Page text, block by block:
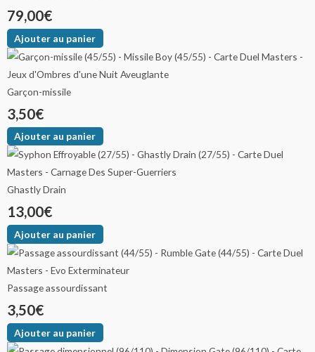
79,00€
Ajouter au panier
Garçon-missile
3,50€
Ajouter au panier
Ghastly Drain
13,00€
Ajouter au panier
Passage assourdissant
3,50€
Ajouter au panier